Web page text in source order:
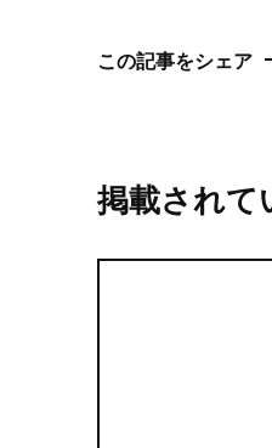
この記事をシェア
掲載されて